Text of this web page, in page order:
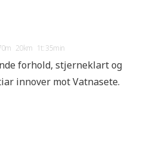
20km 1t: 35min
forhold, stjerneklart og
innover mot Vatnasete.